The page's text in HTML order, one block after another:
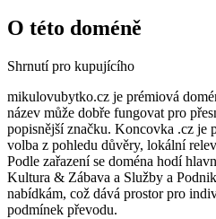
O této doméně
Shrnutí pro kupujícího
mikulovubytko.cz je prémiová
název může dobře fungovat pro
popisnější značku. Koncovka .cz je
volba z pohledu důvěry, lokální
Podle zařazení se doména hodí
Kultura & Zábava a Služby a
nabídkám, což dává prostor pro
podmínek převodu.